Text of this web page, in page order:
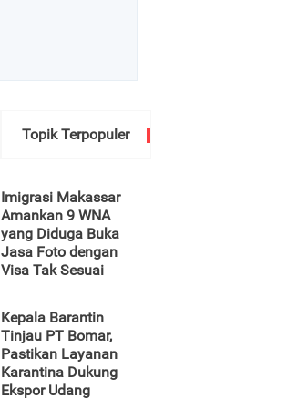
Topik Terpopuler
Imigrasi Makassar
Amankan 9 WNA
yang Diduga Buka
Jasa Foto dengan
Visa Tak Sesuai
Kepala Barantin
Tinjau PT Bomar,
Pastikan Layanan
Karantina Dukung
Ekspor Udang